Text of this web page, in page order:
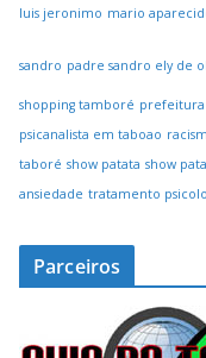
luis jeronimo mario
sandro padre sandro ely de
shopping tamboré
psicanalista em taboao
taboré show patata show
ansiedade tratamento
Parceiros